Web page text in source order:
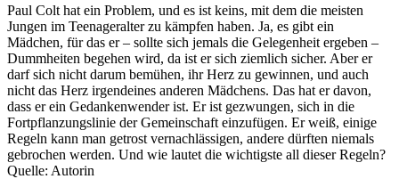
Paul Colt hat ein Problem, und es ist keins, mit dem die meisten
Jungen im Teenageralter zu kämpfen haben. Ja, es gibt ein
Mädchen, für das er – sollte sich jemals die Gelegenheit ergeben –
Dummheiten begehen wird, da ist er sich ziemlich sicher. Aber er
darf sich nicht darum bemühen, ihr Herz zu gewinnen, und auch
nicht das Herz irgendeines anderen Mädchens. Das hat er davon,
dass er ein Gedankenwender ist. Er ist gezwungen, sich in die
Fortpflanzungslinie der Gemeinschaft einzufügen. Er weiß, einige
Regeln kann man getrost vernachlässigen, andere dürften niemals
gebrochen werden. Und wie lautet die wichtigste all dieser Regeln?
Quelle: Autorin